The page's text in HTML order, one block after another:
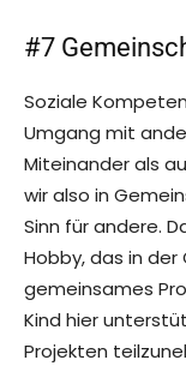
#7
Soziale
Umgang mit
Miteinander als
wir also in
Sinn für andere.
Hobby, das in
gemeinsames
Kind hier
Projekten